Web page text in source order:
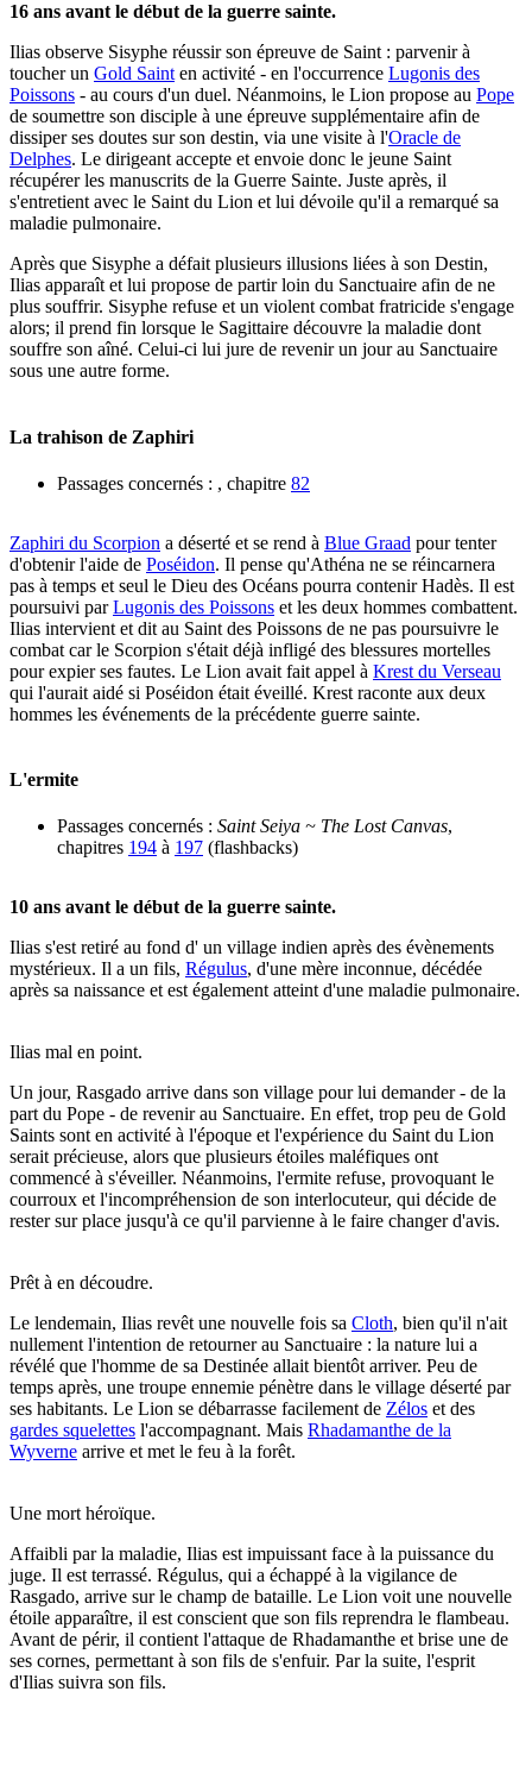
16 ans avant le début de la guerre sainte.
Ilias observe Sisyphe réussir son épreuve de Saint : parvenir à
toucher un Gold Saint en activité - en l'occurrence Lugonis des
Poissons - au cours d'un duel. Néanmoins, le Lion propose au Pope
de soumettre son disciple à une épreuve supplémentaire afin de
dissiper ses doutes sur son destin, via une visite à l'Oracle de
Delphes. Le dirigeant accepte et envoie donc le jeune Saint
récupérer les manuscrits de la Guerre Sainte. Juste après, il
s'entretient avec le Saint du Lion et lui dévoile qu'il a remarqué sa
maladie pulmonaire.
Après que Sisyphe a défait plusieurs illusions liées à son Destin,
Ilias apparaît et lui propose de partir loin du Sanctuaire afin de ne
plus souffrir. Sisyphe refuse et un violent combat fratricide s'engage
alors; il prend fin lorsque le Sagittaire découvre la maladie dont
souffre son aîné. Celui-ci lui jure de revenir un jour au Sanctuaire
sous une autre forme.
La trahison de Zaphiri
Passages concernés : , chapitre 82
Zaphiri du Scorpion a déserté et se rend à Blue Graad pour tenter
d'obtenir l'aide de Poséidon. Il pense qu'Athéna ne se réincarnera
pas à temps et seul le Dieu des Océans pourra contenir Hadès. Il est
poursuivi parLugonis des Poissons et les deux hommes combattent.
Ilias intervient et dit au Saint des Poissons de ne pas poursuivre le
combat car le Scorpion s'était déjà infligé des blessures mortelles
pour expier ses fautes. Le Lion avait fait appel à Krest du Verseau
qui l'aurait aidé si Poséidon était éveillé. Krest raconte aux deux
hommes les événements de la précédente guerre sainte.
L'ermite
Passages concernés : Saint Seiya ~ The Lost Canvas,
chapitres 194 à 197 (flashbacks)
10 ans avant le début de la guerre sainte.
Ilias s'est retiré au fond d' un village indien après des évènements
mystérieux. Il a un fils, Régulus, d'une mère inconnue, décédée
après sa naissance et est également atteint d'une maladie pulmonaire.
Ilias mal en point.
Un jour, Rasgado arrive dans son village pour lui demander - de la
part du Pope - de revenir au Sanctuaire. En effet, trop peu de Gold
Saints sont en activité à l'époque et l'expérience du Saint du Lion
serait précieuse, alors que plusieurs étoiles maléfiques ont
commencé à s'éveiller. Néanmoins, l'ermite refuse, provoquant le
courroux et l'incompréhension de son interlocuteur, qui décide de
rester sur place jusqu'à ce qu'il parvienne à le faire changer d'avis.
Prêt à en découdre.
Le lendemain, Ilias revêt une nouvelle fois sa Cloth, bien qu'il n'ait
nullement l'intention de retourner au Sanctuaire : la nature lui a
révélé que l'homme de sa Destinée allait bientôt arriver. Peu de
temps après, une troupe ennemie pénètre dans le village déserté par
ses habitants. Le Lion se débarrasse facilement de Zélos et des
gardes squelettes l'accompagnant. Mais Rhadamanthe de la
Wyverne arrive et met le feu à la forêt.
Une mort héroïque.
Affaibli par la maladie, Ilias est impuissant face à la puissance du
juge. Il est terrassé. Régulus, qui a échappé à la vigilance de
Rasgado, arrive sur le champ de bataille. Le Lion voit une nouvelle
étoile apparaître, il est conscient que son fils reprendra le flambeau.
Avant de périr, il contient l'attaque de Rhadamanthe et brise une de
ses cornes, permettant à son fils de s'enfuir. Par la suite, l'esprit
d'Ilias suivra son fils.